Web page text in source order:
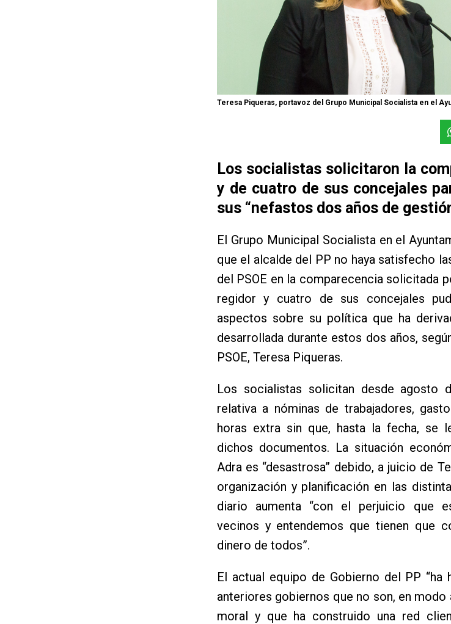
Teresa Piqueras, portavoz del Grupo Municipal Socialista en el
Los socialistas solicitaron la
y de cuatro de sus concejales
sus “nefastos dos años de
El Grupo Municipal Socialista en el
que el alcalde del PP no haya satisfecho
del PSOE en la comparecencia solicitada
regidor y cuatro de sus concejales
aspectos sobre su política que ha
desarrollada durante estos dos años,
PSOE, Teresa Piqueras.
Los socialistas solicitan desde agosto
relativa a nóminas de trabajadores,
horas extra sin que, hasta la fecha, se
dichos documentos. La situación
Adra es “desastrosa” debido, a juicio de
organización y planificación en las
diario aumenta “con el perjuicio que
vecinos y entendemos que tienen que
dinero de todos”.
El actual equipo de Gobierno del PP
anteriores gobiernos que no son, en modo
moral y que ha construido una red